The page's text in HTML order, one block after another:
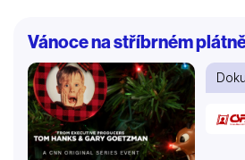
Vánoce na stříbrném